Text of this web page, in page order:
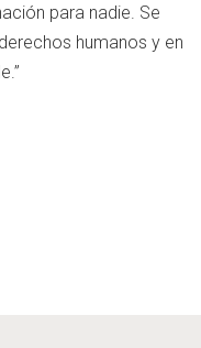
para nadie. Se
humanos y en